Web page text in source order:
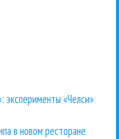
эксперименты «Челси»
в новом ресторане